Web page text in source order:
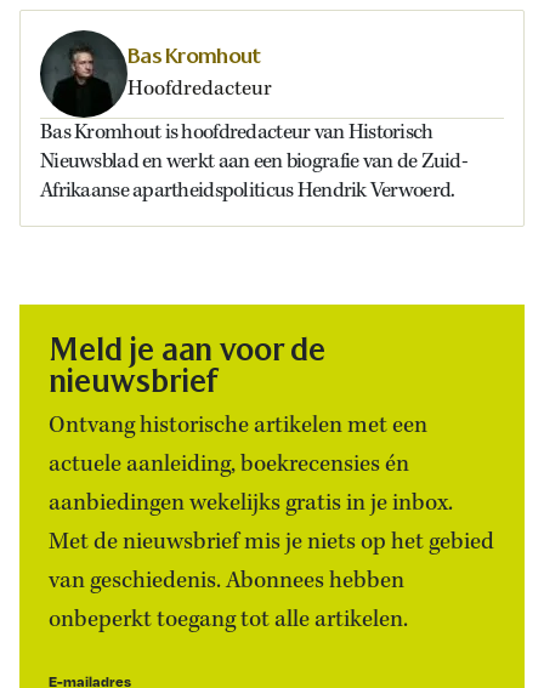
Bas Kromhout
Hoofdredacteur
Bas Kromhout is hoofdredacteur van Historisch
Nieuwsblad en werkt aan een biografie van de Zuid-
Afrikaanse apartheidspoliticus Hendrik Verwoerd.
Meld je aan voor de
nieuwsbrief
Ontvang historische artikelen met een
actuele aanleiding, boekrecensies én
aanbiedingen wekelijks gratis in je inbox.
Met de nieuwsbrief mis je niets op het gebied
van geschiedenis. Abonnees hebben
onbeperkt toegang tot alle artikelen.
E-mailadres